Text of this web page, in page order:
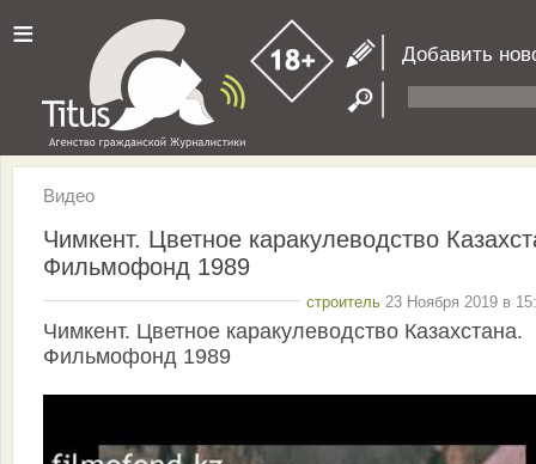
≡ Добавить
Видео
Чимкент. Цветное каракулеводство
Фильмофонд 1989
строитель 23 Ноября 2019 в
Чимкент. Цветное каракулеводство Казахстана.
Фильмофонд 1989